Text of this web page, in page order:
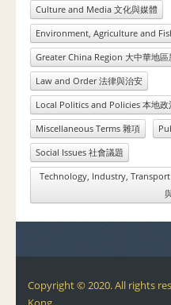
Culture and Media 文化與媒體
Environment, Agriculture and
Greater China Region 大中華地區
Law and Order 法律與治安
Local Politics and Policies 本地政
Miscellaneous Terms 雜項
Social Issues 社會議題
Technology, Industry,
Copyright © 2020. All rights